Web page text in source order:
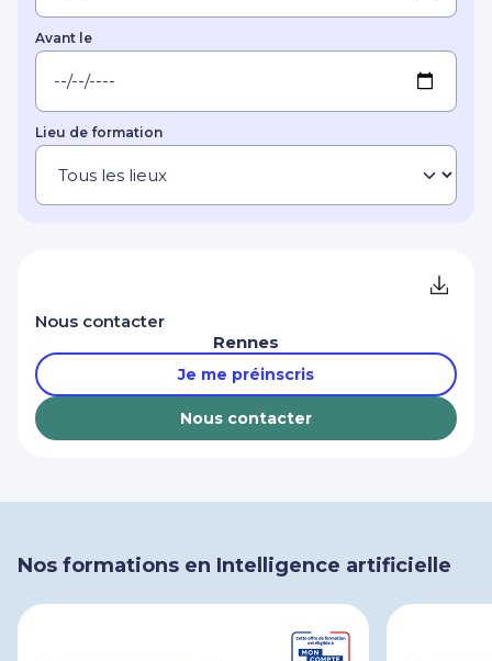
Avant le
Lieu de formation
Nous contacter
Rennes
Je me préinscris
Nous contacter
Nos formations en Intelligence artificielle